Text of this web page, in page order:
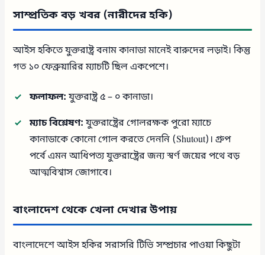
সাম্প্রতিক বড় খবর (নারীদের হকি)
আইস হকিতে যুক্তরাষ্ট্র বনাম কানাডা মানেই বারুদের লড়াই। কিন্তু
গত ১০ ফেব্রুয়ারির ম্যাচটি ছিল একপেশে।
ফলাফল:যুক্তরাষ্ট্র ৫ – ০ কানাডা।
ম্যাচ বিশ্লেষণ:যুক্তরাষ্ট্রের গোলরক্ষক পুরো ম্যাচে
কানাডাকে কোনো গোল করতে দেননি (Shutout)। গ্রুপ
পর্বে এমন আধিপত্য যুক্তরাষ্ট্রের জন্য স্বর্ণ জয়ের পথে বড়
আত্মবিশ্বাস জোগাবে।
বাংলাদেশ থেকে খেলা দেখার উপায়
বাংলাদেশে আইস হকির সরাসরি টিভি সম্প্রচার পাওয়া কিছুটা